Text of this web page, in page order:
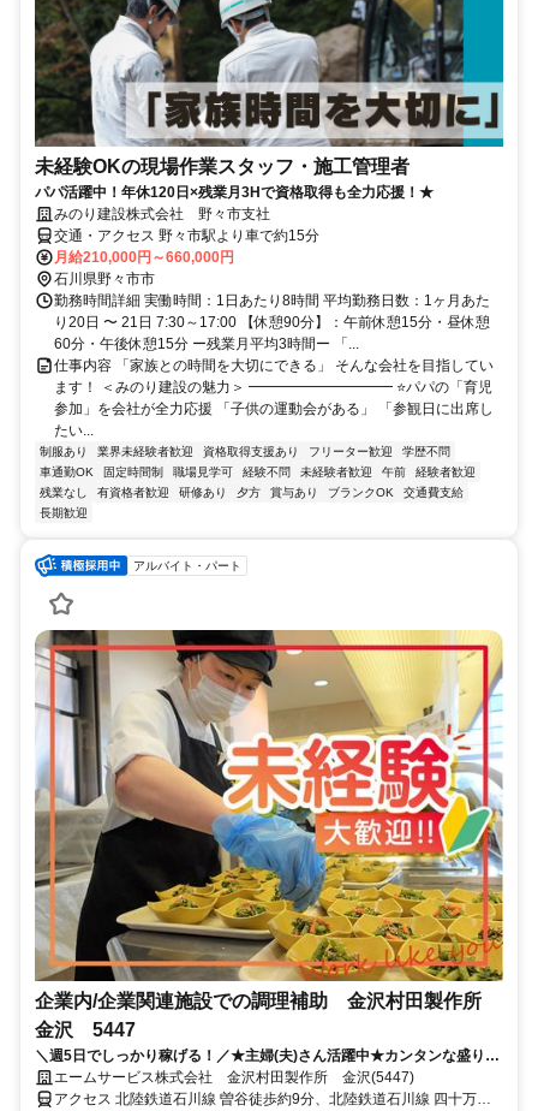
未経験OKの現場作業スタッフ・施工管理者
パパ活躍中！年休120日×残業月3Hで資格取得も全力応援！★
みのり建設株式会社 野々市支社
交通・アクセス 野々市駅より車で約15分
月給210,000円～660,000円
石川県野々市市
勤務時間詳細 実働時間：1日あたり8時間 平均勤務日数：1ヶ月あた
り20日 〜 21日 7:30～17:00 【休憩90分】：午前休憩15分・昼休憩
60分・午後休憩15分 ー残業月平均3時間ー 「...
仕事内容 「家族との時間を大切にできる」 そんな会社を目指してい
ます！ ＜みのり建設の魅力＞ ━━━━━━━━━━ ⭐パパの「育児
参加」を会社が全力応援 「子供の運動会がある」 「参観日に出席し
たい...
制服あり 業界未経験者歓迎 資格取得支援あり フリーター歓迎
学歴不問
車通勤OK
固定時間制 職場見学可 経験不問 未経験者歓迎 午前
経験者歓迎
残業なし
有資格者歓迎 研修あり 夕方 賞与あり ブランクOK
交通費支給
長期歓迎
アルバイト・パート
企業内/企業関連施設での調理補助 金沢村田製作所
金沢 5447
＼週5日でしっかり稼げる！／★主婦(夫)さん活躍中★カンタンな盛り付
けからスタート★待遇充実の大手企業◎
エームサービス株式会社 金沢村田製作所 金沢(5447)
アクセス 北陸鉄道石川線 曽谷徒歩約9分、北陸鉄道石川線 四十万徒